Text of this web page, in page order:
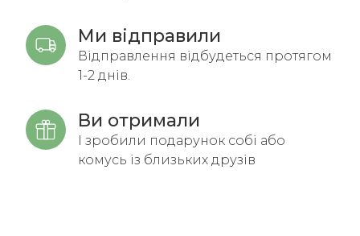
Ми відправили
Відправлення відбудеться протягом
1-2 днів.
Ви отримали
І зробили подарунок собі або
комусь із близьких друзів